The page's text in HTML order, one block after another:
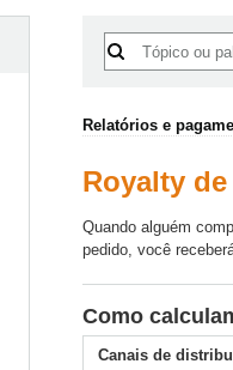
Relatórios e
Royalty
Quando alguém
pedido, você
Como
Canais de